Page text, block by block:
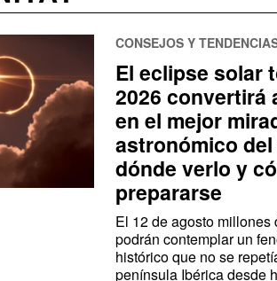
CONSEJOS Y
El eclipse solar
2026 convertirá
en el mejor
astronómico
dónde verlo y
prepararse
El 12 de agosto millones
podrán contemplar un
histórico que no se
península Ibérica desde